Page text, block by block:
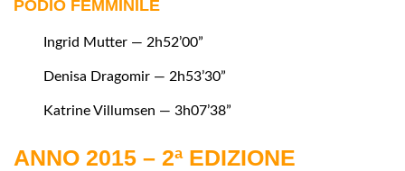
PODIO FEMMINILE
Ingrid Mutter — 2h52’00”
Denisa Dragomir — 2h53’30”
Katrine Villumsen — 3h07’38”
ANNO 2015 – 2ª EDIZIONE